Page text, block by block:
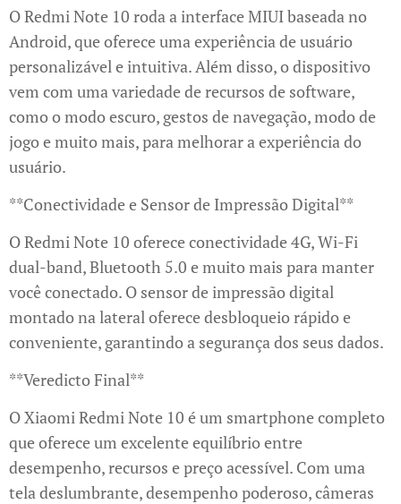
O Redmi Note 10 roda a interface MIUI baseada no
Android, que oferece uma experiência de usuário
personalizável e intuitiva. Além disso, o dispositivo
vem com uma variedade de recursos de software,
como o modo escuro, gestos de navegação, modo de
jogo e muito mais, para melhorar a experiência do
usuário.
**Conectividade e Sensor de Impressão Digital**
O Redmi Note 10 oferece conectividade 4G, Wi-Fi
dual-band, Bluetooth 5.0 e muito mais para manter
você conectado. O sensor de impressão digital
montado na lateral oferece desbloqueio rápido e
conveniente, garantindo a segurança dos seus dados.
**Veredicto Final**
O Xiaomi Redmi Note 10 é um smartphone completo
que oferece um excelente equilíbrio entre
desempenho, recursos e preço acessível. Com uma
tela deslumbrante, desempenho poderoso, câmeras